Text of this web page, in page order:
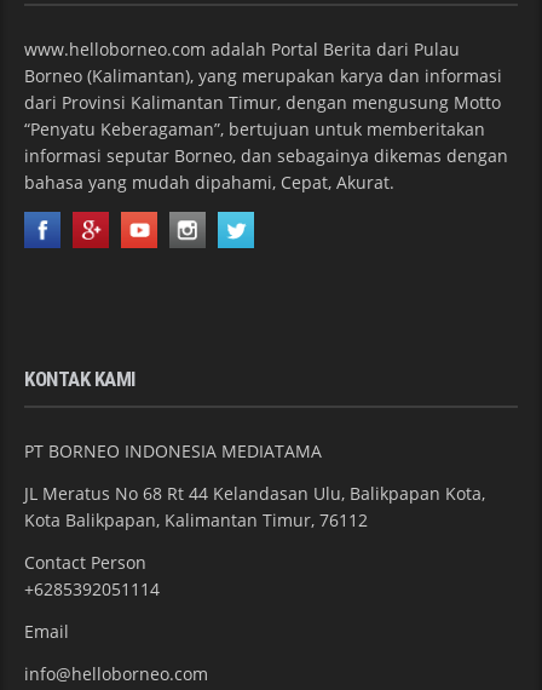
www.helloborneo.com adalah Portal Berita dari Pulau
Borneo (Kalimantan), yang merupakan karya dan informasi
dari Provinsi Kalimantan Timur, dengan mengusung Motto
“Penyatu Keberagaman”, bertujuan untuk memberitakan
informasi seputar Borneo, dan sebagainya dikemas dengan
bahasa yang mudah dipahami, Cepat, Akurat.
KONTAK KAMI
PT BORNEO INDONESIA MEDIATAMA
JL Meratus No 68 Rt 44 Kelandasan Ulu, Balikpapan Kota,
Kota Balikpapan, Kalimantan Timur, 76112
Contact Person
+6285392051114
Email
info@helloborneo.com